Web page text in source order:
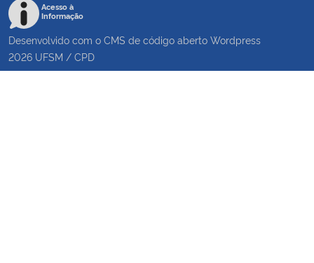
Acesso à
Informação
Desenvolvido com o CMS de código aberto Wordpress
2026 UFSM / CPD